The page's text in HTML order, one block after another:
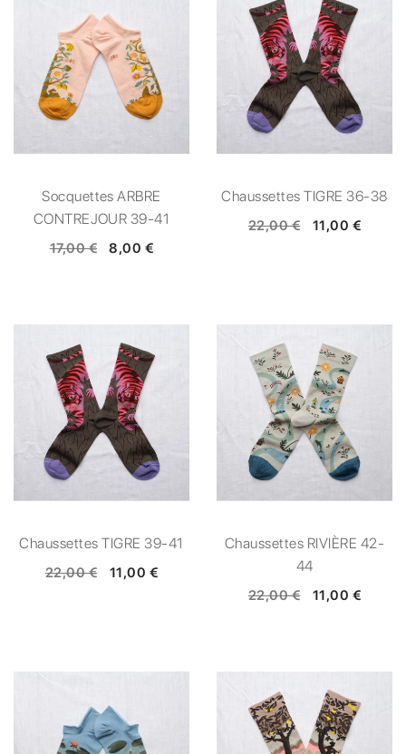
Socquettes ARBRE
CONTREJOUR 39-41
17,00 € 8,00 €
Chaussettes TIGRE 36-38
22,00 € 11,00 €
Chaussettes TIGRE 39-41
22,00 € 11,00 €
Chaussettes RIVIÈRE 42-
44
22,00 € 11,00 €